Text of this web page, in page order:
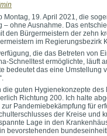
Montag, 19. April 2021, die
– ohne Ausnahme. Das
den Bürgermeistern der zehn
im Regierungsbezirk
die das Betreten von
Schnelltest ermöglichte, läuft
bedeutet das eine Umstellung
die guten Hygienekonzepte
Richtung 200. Ich halte
Pandemiebekämpfung für
der Kreise und
Lage in den
bevorstehenden